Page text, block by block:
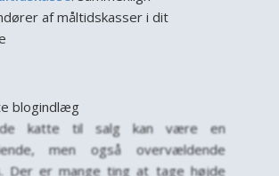
af måltidskasser i dit
blogindlæg
katte til salg kan være en
men også overvældende
Der er mange ting at tage højde